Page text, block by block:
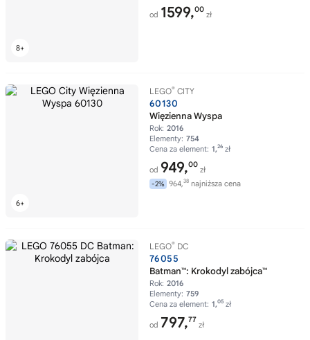
od 1599,00
zł
LEGO® CITY
60130
Więzienna Wyspa
Rok: 2016
Elementy: 754
Cena za element: 1,26 zł
od 949,00
zł
-2% 964,38 najniższa cena
LEGO® DC
76055
Batman™: Krokodyl zabójca™
Rok: 2016
Elementy: 759
Cena za element: 1,05 zł
od 797,77
zł